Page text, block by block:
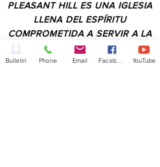
PLEASANT HILL ES UNA IGLESIA
LLENA DEL ESPÍRITU
COMPROMETIDA A SERVIR A LA
COMUNIDAD EN EL CONDADO
DE CONTRA COSTA,
Bulletin Phone Email YouTube